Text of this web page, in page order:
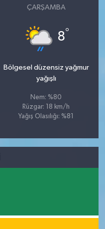
ÇARŞAMBA
8°
Bölgesel düzensiz yağmur
yağışlı
Nem: %80
Rüzgar: 18 km/h
Yağış Olasılığı: %81